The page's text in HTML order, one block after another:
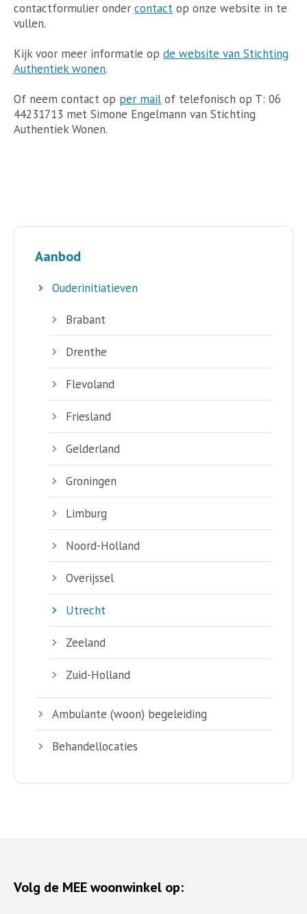
Aanbod
Ouderinitiatieven
Brabant
Drenthe
Flevoland
Friesland
Gelderland
Groningen
Limburg
Noord-Holland
Overijssel
Utrecht
Zeeland
Zuid-Holland
Ambulante (woon) begeleiding
Behandellocaties
contactformulier onder contact op onze website in te
vullen.
Kijk voor meer informatie op de website van Stichting
Authentiek wonen.
Of neem contact op per mail of telefonisch op T: 06
44231713 met Simone Engelmann van Stichting
Authentiek Wonen.
Volg de MEE woonwinkel op: